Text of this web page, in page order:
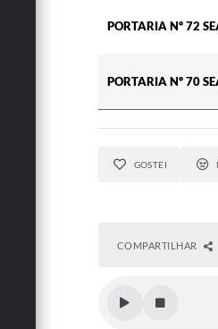
PORTARIA Nº 72
PORTARIA Nº 70
GOSTEI
COMPARTILHAR